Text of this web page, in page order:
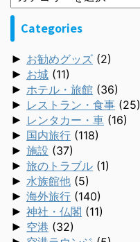
Categories
► お勧めグッズ (2)
► お城 (11)
► ホテル・旅館 (36)
► レストラン・食事 (25)
► レンタカー・車 (16)
► 国内旅行 (118)
► 施設 (37)
► 旅のトラブル (1)
► 水族館他 (5)
► 海外旅行 (140)
► 神社・仏閣 (11)
► 空港 (32)